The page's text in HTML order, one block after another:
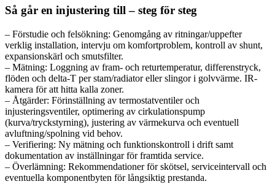
Så går en injustering till – steg för steg
– Förstudie och felsökning: Genomgång av ritningar/uppefter
verklig installation, intervju om komfortproblem, kontroll av shunt,
expansionskärl och smutsfilter.
– Mätning: Loggning av fram- och returtemperatur, differenstryck,
flöden och delta-T per stam/radiator eller slingor i golvvärme. IR-
kamera för att hitta kalla zoner.
– Åtgärder: Förinställning av termostatventiler och
injusteringsventiler, optimering av cirkulationspump
(kurva/tryckstyrning), justering av värmekurva och eventuell
avluftning/spolning vid behov.
– Verifiering: Ny mätning och funktionskontroll i drift samt
dokumentation av inställningar för framtida service.
– Överlämning: Rekommendationer för skötsel, serviceintervall och
eventuella komponentbyten för långsiktig prestanda.